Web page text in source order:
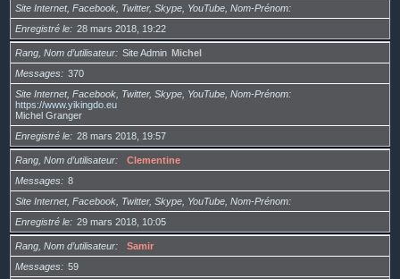
Site Internet, Facebook, Twitter, Skype, YouTube, Nom-Prénom
Enregistré le
28 mars 2018, 19:22
Rang, Nom d’utilisateur Site Admin Michel
Messages
370
Site Internet, Facebook, Twitter, Skype, YouTube, Nom-Prénom
https://www.yikingdo.eu
Michel Granger
Enregistré le
28 mars 2018, 19:57
Rang, Nom d’utilisateur
Clementine
Messages
8
Site Internet, Facebook, Twitter, Skype, YouTube, Nom-Prénom
Enregistré le
29 mars 2018, 10:05
Rang, Nom d’utilisateur
Samir
Messages
59